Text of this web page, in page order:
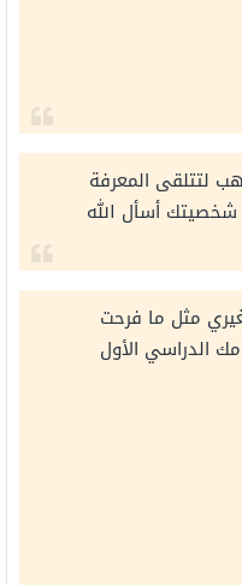
لتتلقى المعرفة
شخصيتك أسأل الله
مثل ما فرحت
الدراسي الأول